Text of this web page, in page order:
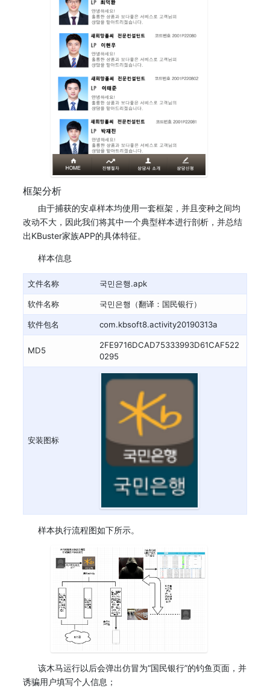
框架分析
由于捕获的安卓样本均使用一套框架，并且变种之间均
改动不大，因此我们将其中一个典型样本进行剖析，并总结
出KBuster家族APP的具体特征。
样本信息
文件名称 국민은행.apk
软件名称 국민은행（翻译：国民银行）
软件包名 com.kbsoft8.activity20190313a
MD5
2FE9716DCAD75333993D61CAF522
0295
安装图标
样本执行流程图如下所示。
该木马运行以后会弹出仿冒为“国民银行”的钓鱼页面，并
诱骗用户填写个人信息；